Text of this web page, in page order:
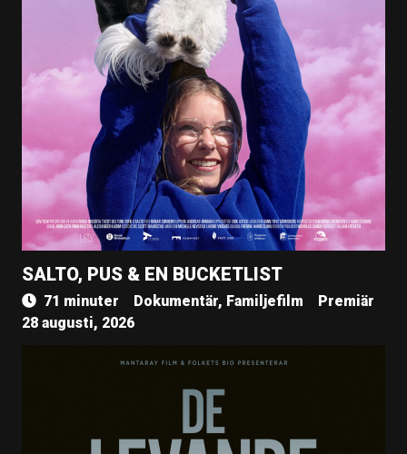
SALTO, PUS & EN BUCKETLIST
71 minuter Dokumentär, Familjefilm
Premiär
28 augusti, 2026